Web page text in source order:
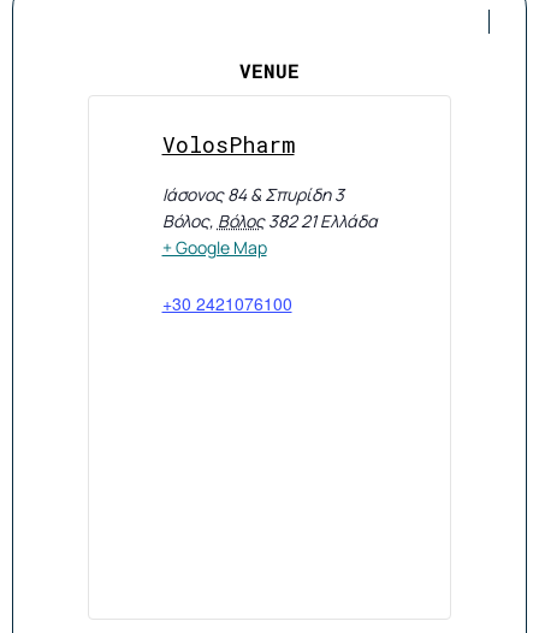
VENUE
VolosPharm
Ιάσονος 84 & Σπυρίδη 3
Βόλος, Βόλος 382 21 Ελλάδα
+ Google Map
+30 2421076100